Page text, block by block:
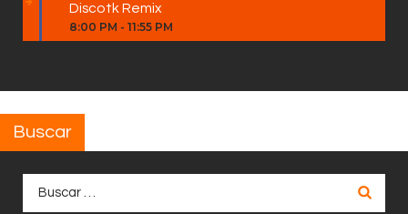
Discotk Remix
8:00 PM - 11:55 PM
Buscar